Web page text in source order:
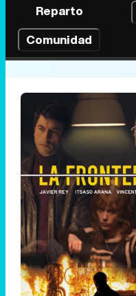
Reparto
Comunidad